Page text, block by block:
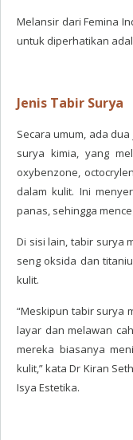
Melansir dari Femina
untuk diperhatikan
Jenis Tabir Surya
Secara umum, ada
surya kimia, yang
oxybenzone,
dalam kulit. Ini
panas, sehingga
Di sisi lain, tabir surya
seng oksida dan
kulit.
“Meskipun tabir surya
layar dan melawan
mereka biasanya
kulit,” kata Dr Kiran
Isya Estetika.